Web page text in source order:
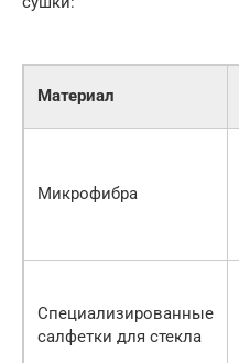
Материал
Микрофибра
Специализированные
салфетки для стекла